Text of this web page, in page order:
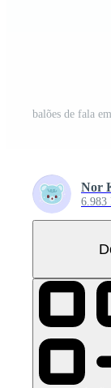
balões de fala
Nor
6.983